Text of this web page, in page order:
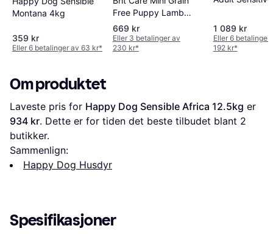
Montana 4kg
359 kr
Eller 6 betalinger av 63 kr*
Free Puppy Lamb
12kg
669 kr
Eller 3 betalinger av
230 kr*
1 089 kr
Eller 6 betalinger
192 kr*
Om produktet
Laveste pris for Happy Dog Sensible Africa 12.5kg
934 kr. Dette er for tiden det beste tilbudet blant 2
butikker.
Sammenlign:
Happy Dog Husdyr
Spesifikasjoner